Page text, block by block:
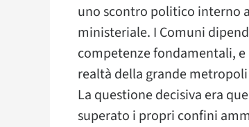
uno scontro politico interno
ministeriale. I Comuni
competenze fondamentali,
realtà della grande
La questione decisiva era
superato i propri confini